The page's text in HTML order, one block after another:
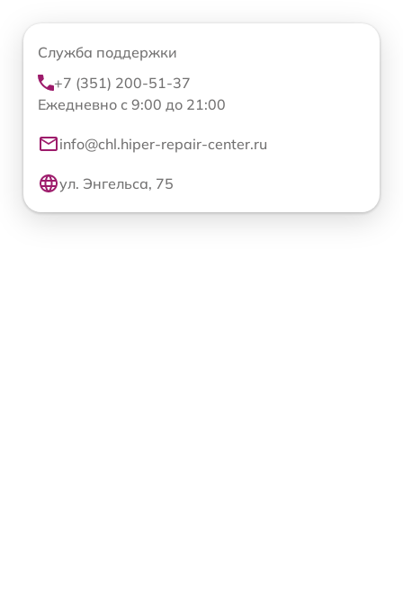
Служба поддержки
+7 (351) 200-51-37
Ежедневно с 9:00 до 21:00
info@chl.hiper-repair-center.ru
ул. Энгельса, 75